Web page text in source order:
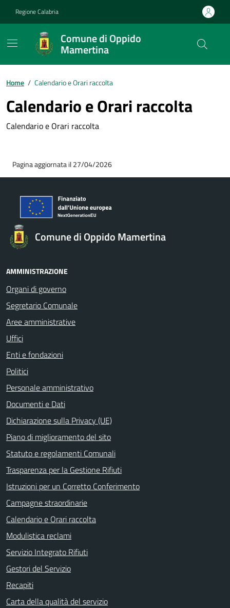
Regione Calabria
Comune di Oppido
Mamertina
Home / Calendario e Orari raccolta
Calendario e Orari raccolta
Calendario e Orari raccolta
Pagina aggiornata il 27/04/2026
Comune di Oppido Mamertina
AMMINISTRAZIONE
Organi di governo
Segretario Comunale
Aree amministrative
Uffici
Enti e fondazioni
Politici
Personale amministrativo
Documenti e Dati
Dichiarazione sulla Privacy (UE)
Piano di miglioramento del sito
Statuto e regolamenti Comunali
Trasparenza per la Gestione Rifiuti
Istruzioni per un Corretto Conferimento
Campagne straordinarie
Calendario e Orari raccolta
Modulistica reclami
Servizio Integrato Rifiuti
Gestori del Servizio
Recapiti
Carta della qualità del servizio